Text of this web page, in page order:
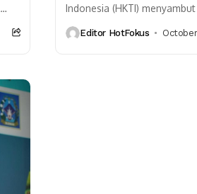
Indonesia (HKTI)
Subianto, terutama
Editor HotFokus